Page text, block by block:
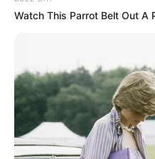
Watch This Parrot Belt Out A